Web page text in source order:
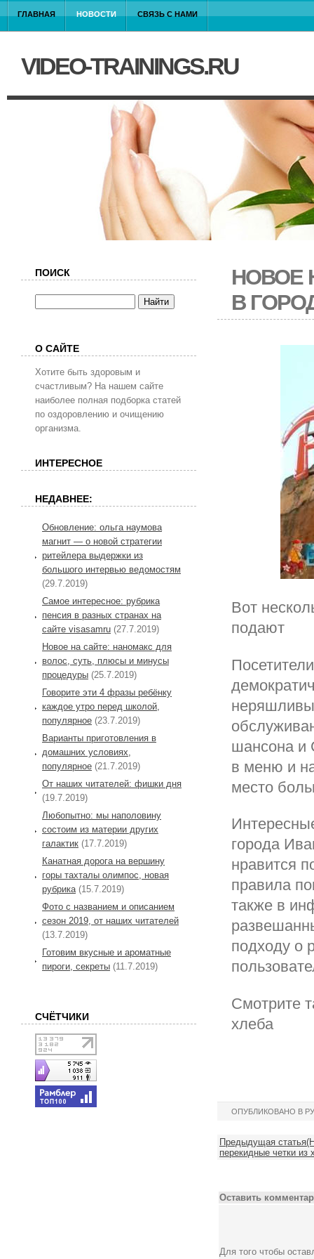
ГЛАВНАЯ НОВОСТИ СВЯЗЬ С НАМИ
VIDEO-TRAININGS.RU
НОВОЕ
В
Вот
подают
шансона и
в меню и
место
города
нравится
правила
также в
подходу о
Смотрите
хлеба
ОПУБЛИКОВАНО В
Предыдущая
перекидные четки из
Оставить
Для того чтобы
ПОИСК
О САЙТЕ
Хотите быть здоровым и
счастливым? На нашем сайте
наиболее полная подборка статей
по оздоровлению и очищению
организма.
ИНТЕРЕСНОЕ
НЕДАВНЕЕ:
Обновление: ольга наумова
магнит — о новой стратегии
ритейлера выдержки из
большого интервью ведомостям
(29.7.2019)
Самое интересное: рубрика
пенсия в разных странах на
сайте visasamru (27.7.2019)
Новое на сайте: наномакс для
волос, суть, плюсы и минусы
процедуры (25.7.2019)
Говорите эти 4 фразы ребёнку
каждое утро перед школой,
популярное (23.7.2019)
Варианты приготовления в
домашних условиях,
популярное (21.7.2019)
От наших читателей: фишки дня
(19.7.2019)
Любопытно: мы наполовину
состоим из материи других
галактик (17.7.2019)
Канатная дорога на вершину
горы тахталы олимпос, новая
рубрика (15.7.2019)
Фото с названием и описанием
сезон 2019, от наших читателей
(13.7.2019)
Готовим вкусные и ароматные
пироги, секреты (11.7.2019)
СЧЁТЧИКИ